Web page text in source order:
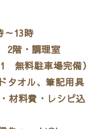
～13時
2階・調理室
無料駐車場完備）
タオル、筆記用具
材料費・レシピ込